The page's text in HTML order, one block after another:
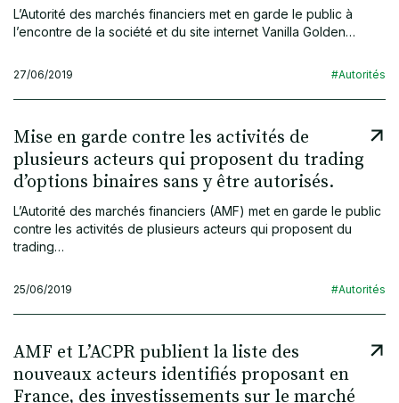
L’Autorité des marchés financiers met en garde le public à
l’encontre de la société et du site internet Vanilla Golden…
27/06/2019 #Autorités
Mise en garde contre les activités de
plusieurs acteurs qui proposent du trading
d’options binaires sans y être autorisés.
L’Autorité des marchés financiers (AMF) met en garde le public
contre les activités de plusieurs acteurs qui proposent du
trading…
25/06/2019 #Autorités
AMF et L’ACPR publient la liste des
nouveaux acteurs identifiés proposant en
France, des investissements sur le marché